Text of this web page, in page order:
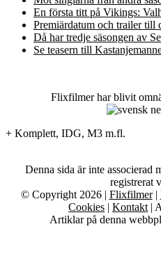
En första titt på Vikings:
Premiärdatum och trailer till
Då har tredje säsongen av
Se teasern till
Flixfilmer har blivit
+ Komplett, IDG, M3 m.fl.
Denna sida är inte
registrerat
© Copyright 2026 | Flixfilmer|
Cookies | Kontakt |
Artiklar på denna